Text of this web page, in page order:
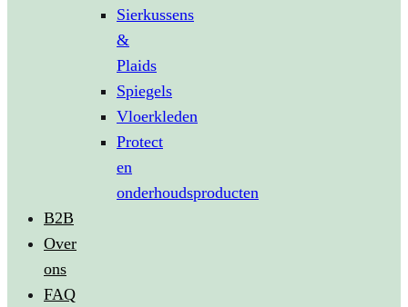
Sierkussens
&
Plaids
Spiegels
Vloerkleden
Protect
en
onderhoudsproducten
B2B
Over
ons
FAQ